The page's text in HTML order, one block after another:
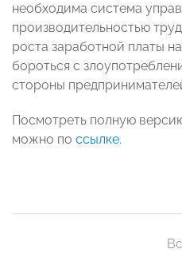
необходима система
производительностью
роста заработной платы
бороться с
стороны
Посмотреть полную
можно по ссылке.